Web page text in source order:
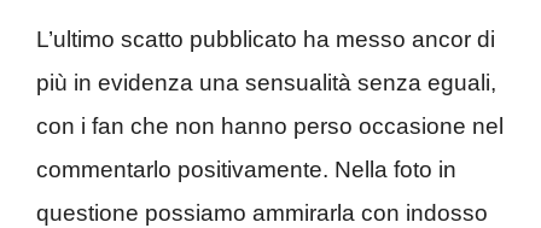
L’ultimo scatto pubblicato ha messo ancor di
più in evidenza una sensualità senza eguali,
con i fan che non hanno perso occasione nel
commentarlo positivamente. Nella foto in
questione possiamo ammirarla con indosso